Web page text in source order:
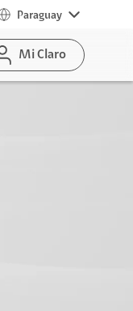
Paraguay
Mi Claro